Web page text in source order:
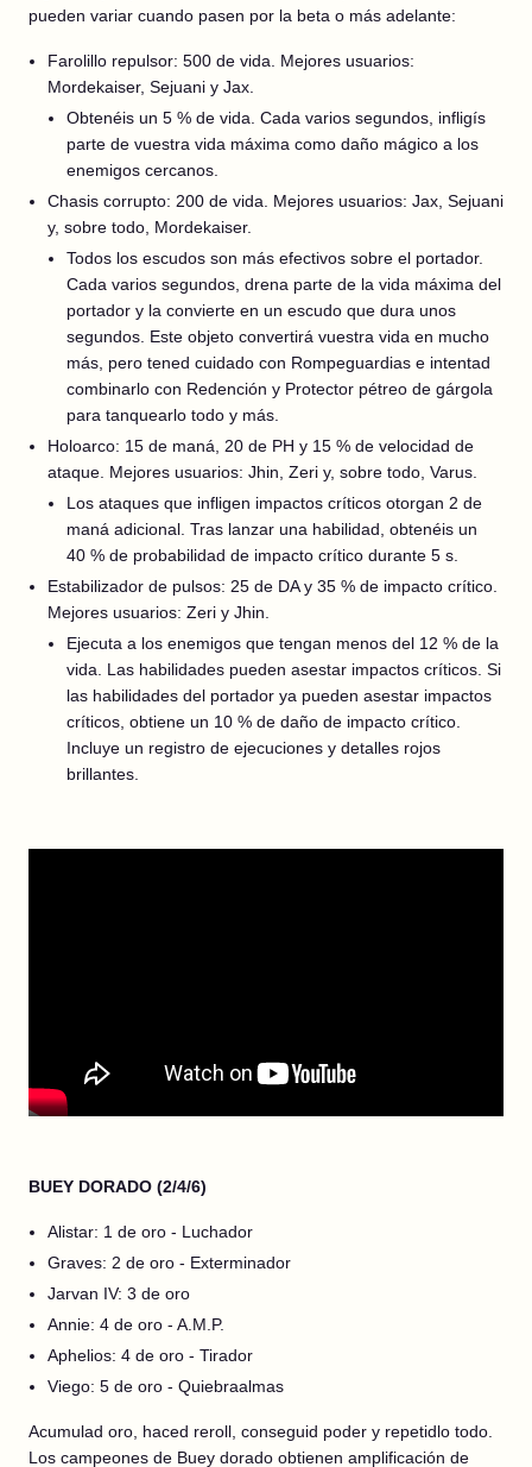
pueden variar cuando pasen por la beta o más adelante:
Farolillo repulsor: 500 de vida. Mejores usuarios:
Mordekaiser, Sejuani y Jax.
Obtenéis un 5 % de vida. Cada varios segundos, infligís
parte de vuestra vida máxima como daño mágico a los
enemigos cercanos.
Chasis corrupto: 200 de vida. Mejores usuarios: Jax, Sejuani
y, sobre todo, Mordekaiser.
Todos los escudos son más efectivos sobre el portador.
Cada varios segundos, drena parte de la vida máxima del
portador y la convierte en un escudo que dura unos
segundos. Este objeto convertirá vuestra vida en mucho
más, pero tened cuidado con Rompeguardias e intentad
combinarlo con Redención y Protector pétreo de gárgola
para tanquearlo todo y más.
Holoarco: 15 de maná, 20 de PH y 15 % de velocidad de
ataque. Mejores usuarios: Jhin, Zeri y, sobre todo, Varus.
Los ataques que infligen impactos críticos otorgan 2 de
maná adicional. Tras lanzar una habilidad, obtenéis un
40 % de probabilidad de impacto crítico durante 5 s.
Estabilizador de pulsos: 25 de DA y 35 % de impacto crítico.
Mejores usuarios: Zeri y Jhin.
Ejecuta a los enemigos que tengan menos del 12 % de la
vida. Las habilidades pueden asestar impactos críticos. Si
las habilidades del portador ya pueden asestar impactos
críticos, obtiene un 10 % de daño de impacto crítico.
Incluye un registro de ejecuciones y detalles rojos
brillantes.
BUEY DORADO (2/4/6)
Alistar: 1 de oro - Luchador
Graves: 2 de oro - Exterminador
Jarvan IV: 3 de oro
Annie: 4 de oro - A.M.P.
Aphelios: 4 de oro - Tirador
Viego: 5 de oro - Quiebraalmas
Acumulad oro, haced reroll, conseguid poder y repetidlo todo.
Los campeones de Buey dorado obtienen amplificación de